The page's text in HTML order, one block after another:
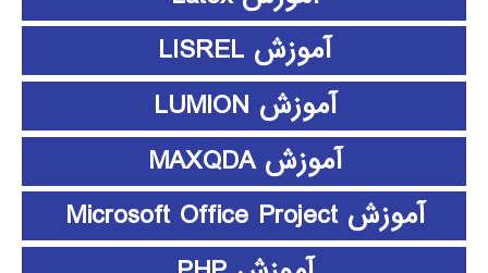
آموزش LISREL
آموزش LUMION
آموزش MAXQDA
آموزش Microsoft Office Project